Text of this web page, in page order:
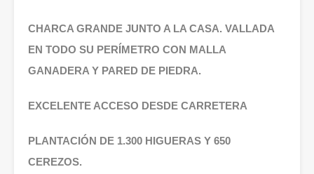
CHARCA GRANDE JUNTO A LA CASA. VALLADA
EN TODO SU PERÍMETRO CON MALLA
GANADERA Y PARED DE PIEDRA.
EXCELENTE ACCESO DESDE CARRETERA
PLANTACIÓN DE 1.300 HIGUERAS Y 650
CEREZOS.